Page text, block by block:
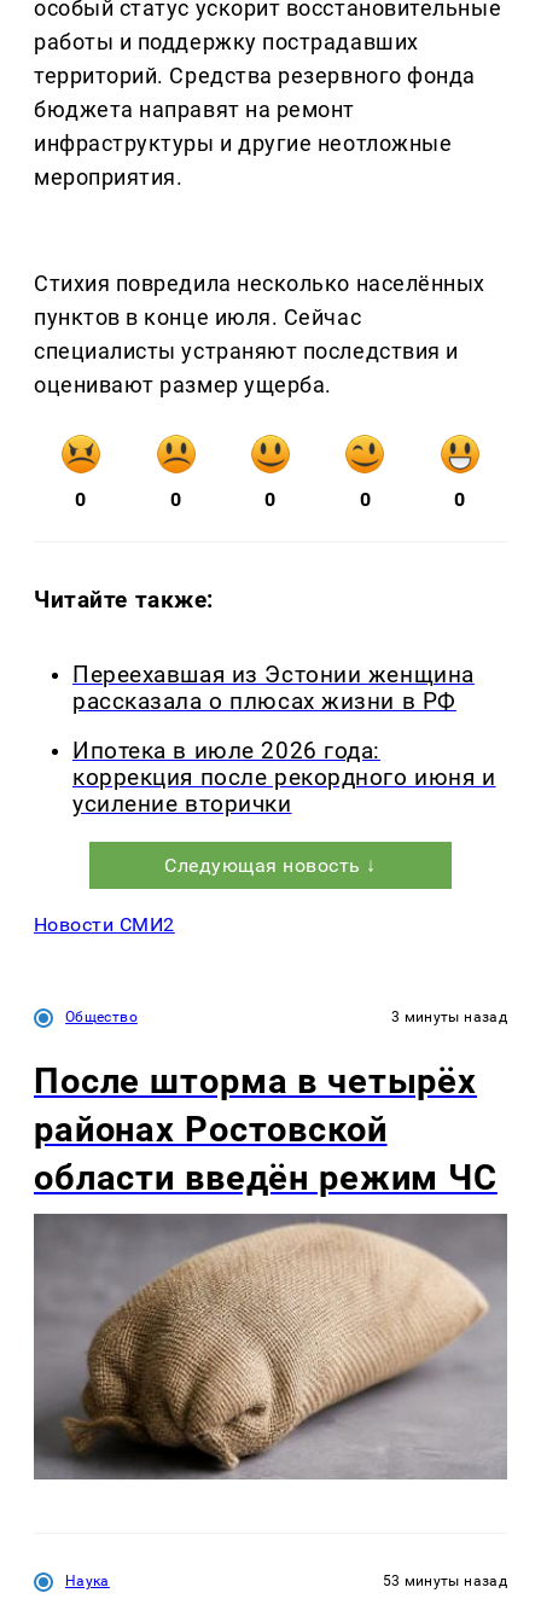
особый статус ускорит восстановительные
работы и поддержку пострадавших
территорий. Средства резервного фонда
бюджета направят на ремонт
инфраструктуры и другие неотложные
мероприятия.
Стихия повредила несколько населённых
пунктов в конце июля. Сейчас
специалисты устраняют последствия и
оценивают размер ущерба.
0 0 0 0 0
Читайте также:
Переехавшая из Эстонии женщина
рассказала о плюсах жизни в РФ
Ипотека в июле 2026 года:
коррекция после рекордного июня и
усиление вторички
Следующая новость ↓
Новости СМИ2
Общество 3 минуты назад
После шторма в четырёх
районах Ростовской
области введён режим ЧС
Наука 53 минуты назад